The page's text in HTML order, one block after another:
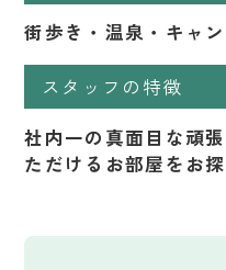
街歩き・温泉・キャ
スタッフの特徴
社内一の真面目な頑
ただけるお部屋をお